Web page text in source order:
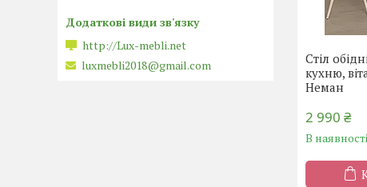
Стіл
кухню,
Неман
2 990 ₴
В наявності
http://Lux-mebli.net
luxmebli2018@gmail.com